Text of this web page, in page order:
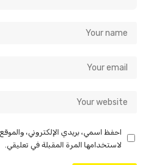
احفظ اسمي، بريدي الإلكتروني،
لاستخدامها المرة المقبلة في تعليقي.